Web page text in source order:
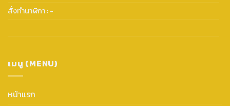
สั่งทำนาฬิกา : -
เมนู (MENU)
หน้าแรก